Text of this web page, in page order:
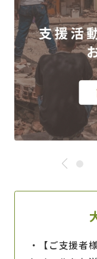
支
・【ご支援者